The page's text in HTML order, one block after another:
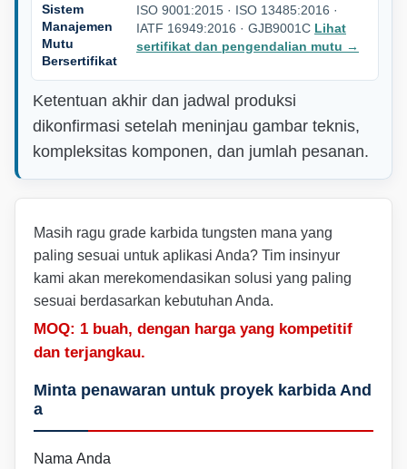
Sistem
Manajemen
Mutu
Bersertifikat
ISO 9001:2015 · ISO 13485:2016 ·
IATF 16949:2016 · GJB9001C Lihat
sertifikat dan pengendalian mutu →
Ketentuan akhir dan jadwal produksi
dikonfirmasi setelah meninjau gambar teknis,
kompleksitas komponen, dan jumlah pesanan.
Masih ragu grade karbida tungsten mana yang
paling sesuai untuk aplikasi Anda? Tim insinyur
kami akan merekomendasikan solusi yang paling
sesuai berdasarkan kebutuhan Anda.
MOQ: 1 buah, dengan harga yang kompetitif
dan terjangkau.
Minta penawaran untuk proyek karbida And
a
Nama Anda